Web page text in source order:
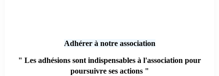
Adhérer à notre association
" Les adhésions sont indispensables à l'association pour
poursuivre ses actions "